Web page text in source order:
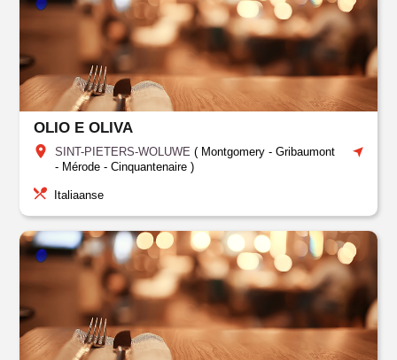
OLIO E OLIVA
SINT-PIETERS-WOLUWE ( Montgomery - Gribaumont
- Mérode - Cinquantenaire )
Italiaanse